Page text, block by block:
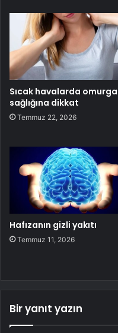
Sıcak havalarda omurga
sağlığına dikkat
Temmuz 22, 2026
Hafızanın gizli yakıtı
Temmuz 11, 2026
Bir yanıt yazın